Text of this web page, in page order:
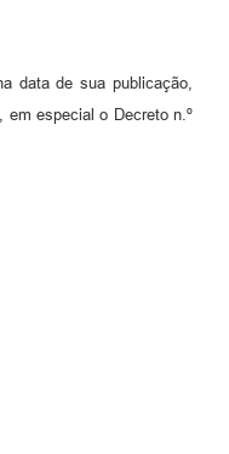
data de sua publicação,
em especial o Decreto n.º